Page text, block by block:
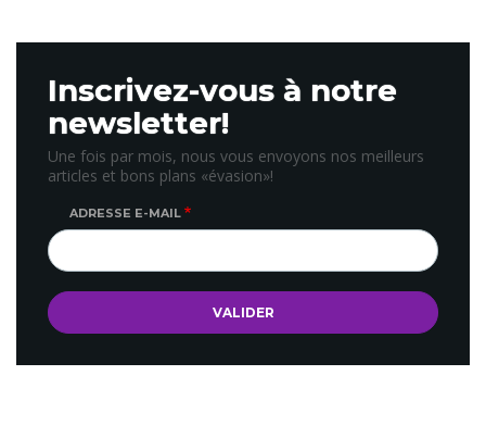
Inscrivez-vous à notre
newsletter!
Une fois par mois, nous vous envoyons nos meilleurs
articles et bons plans «évasion»!
ADRESSE E-MAIL